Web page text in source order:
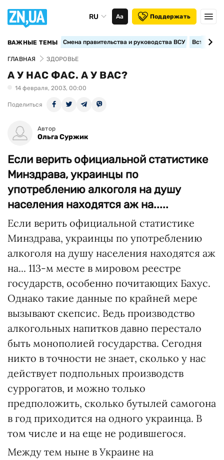
RU Аа Поддержать
ВАЖНЫЕ ТЕМЫ Смена правительства и руководства ВСУ
ГЛАВНАЯ ЗДОРОВЬЕ
А У НАС ФАС. А У ВАС?
14 февраля, 2003, 00:00
Поделиться
Автор
Ольга Суржик
Если верить официальной статистике
Минздрава, украинцы по
употреблению алкоголя на душу
населения находятся аж на.....
Если верить официальной статистике
Минздрава, украинцы по употреблению
алкоголя на душу населения находятся аж
на... 113-м месте в мировом реестре
государств, особенно почитающих Бахус.
Однако такие данные по крайней мере
вызывают скепсис. Ведь производство
алкогольных напитков давно перестало
быть монополией государства. Сегодня
никто в точности не знает, сколько у нас
действует подпольных производств
суррогатов, и можно только
предположить, сколько бутылей самогона
в год приходится на одного украинца. В
том числе и на еще не родившегося.
Между тем ныне в Украине на